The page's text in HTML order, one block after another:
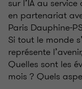
sur l’IA au
en partenariat
Paris Dauphine-
Si tout le monde
représente
Quelles sont les
mois ? Quels